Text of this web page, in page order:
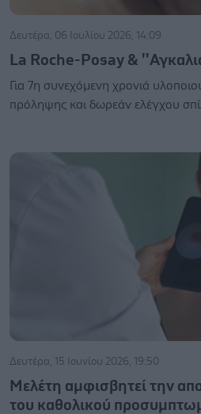
Δευτέρα, 06 Ιουλίου 2026, 14:09
La Roche-Posay &
Για 7η συνεχόμενη χρονιά
πρόληψης και δωρεάν ελέγχου
Δευτέρα, 15 Ιουνίου 2026, 19:50
Μελέτη αμφισβητεί την
του καθολικού